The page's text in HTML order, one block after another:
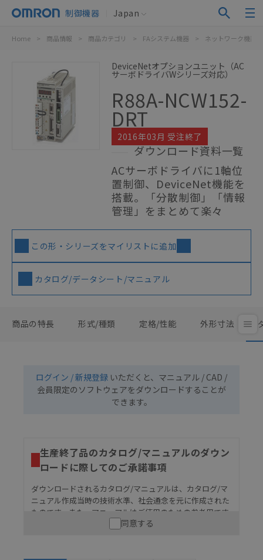
制御機器 Japan
Home > 商品情報 > 商品カテゴリ > FAシステム機器 > ネットワーク機器
DeviceNetオプションユニット（AC
サーボドライバWシリーズ対応）
R88A-NCW152-
DRT
2016年03月 受注終了
ダウンロード資料一覧
ACサーボドライバに1軸位
置制御、DeviceNet機能を
搭載。「分散制御」「情報
管理」をまとめて楽々
この形・シリーズをマイリストに追加
カタログ/データシート/マニュアル
商品の特長 形式/種類 定格/性能 外形寸法
ログイン / 新規登録 いただくと、マニュアル / CAD /
会員限定のソフトウェアをダウンロードすることが
できます。
生産終了品のカタログ/マニュアルのダウン
ロードに際してのご承諾事項
ダウンロードされるカタログ/マニュアルは、カタログ/マ
ニュアル作成当時の技術水準、社会通念を元に作成された
ものです。また、マニュアルはご使用のための参考用です
ので、ご使用にあたっての安全性については十分にご配慮
同意する